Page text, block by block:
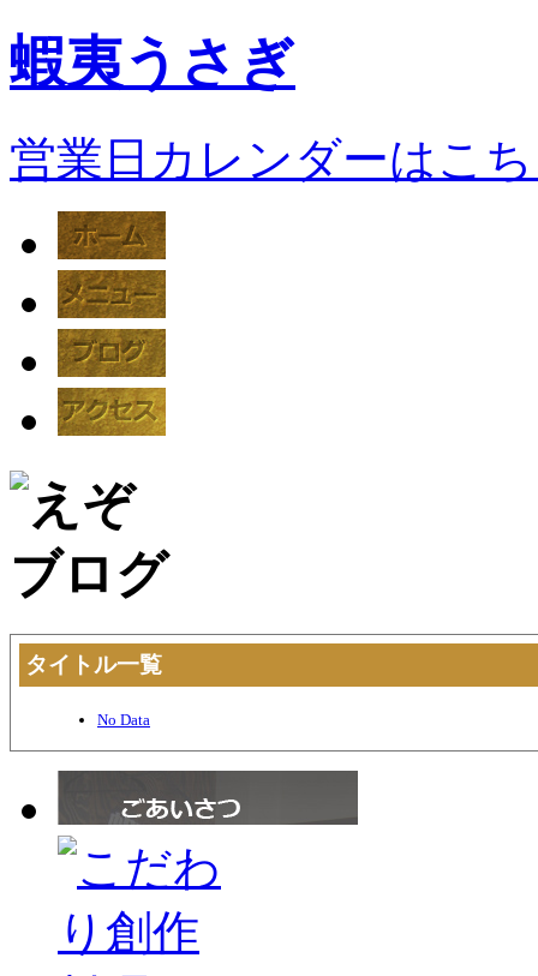
蝦夷うさぎ
営業日カレンダーはこ
タイトル一覧
No Data